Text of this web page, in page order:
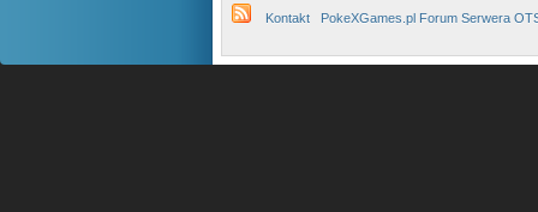
Kontakt PokeXGames.pl Forum Serwera